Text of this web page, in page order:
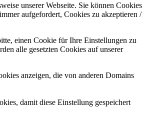
unserer Webseite. Sie können Cookies
aufgefordert, Cookies zu akzeptieren /
einen Cookie für Ihre Einstellungen zu
alle gesetzten Cookies auf unserer
anzeigen, die von anderen Domains
damit diese Einstellung gespeichert